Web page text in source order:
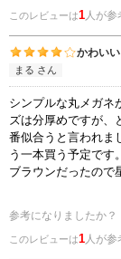
このレビューは1人が参
かわいい
まる さん
シンプルな丸メガネ
ズは分厚めですが、
番似合うと言われま
う一本買う予定です
ブラウンだったので
参考になりましたか？
このレビューは1人が参